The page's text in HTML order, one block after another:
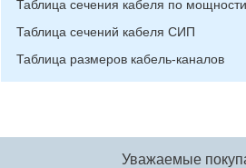
Таблица сечения кабеля по мощности
Таблица сечений кабеля СИП
Таблица размеров кабель-каналов
Уважаемые